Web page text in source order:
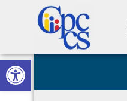
Abrir barra de herramientas
Skip
to
primary
Skip
to
main
Skip
to
primary
Skip
to
footer Ciudadano